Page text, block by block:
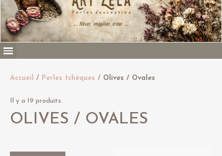
Accueil Perles tchèques Olives / Ovales
Il y a 19 produits.
OLIVES / OVALES